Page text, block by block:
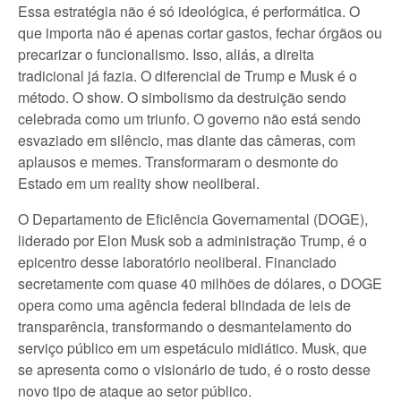
Essa estratégia não é só ideológica, é performática. O
que importa não é apenas cortar gastos, fechar órgãos ou
precarizar o funcionalismo. Isso, aliás, a direita
tradicional já fazia. O diferencial de Trump e Musk é o
método. O show. O simbolismo da destruição sendo
celebrada como um triunfo. O governo não está sendo
esvaziado em silêncio, mas diante das câmeras, com
aplausos e memes. Transformaram o desmonte do
Estado em um reality show neoliberal.
O Departamento de Eficiência Governamental (DOGE),
liderado por Elon Musk sob a administração Trump, é o
epicentro desse laboratório neoliberal. Financiado
secretamente com quase 40 milhões de dólares, o DOGE
opera como uma agência federal blindada de leis de
transparência, transformando o desmantelamento do
serviço público em um espetáculo midiático. Musk, que
se apresenta como o visionário de tudo, é o rosto desse
novo tipo de ataque ao setor público.